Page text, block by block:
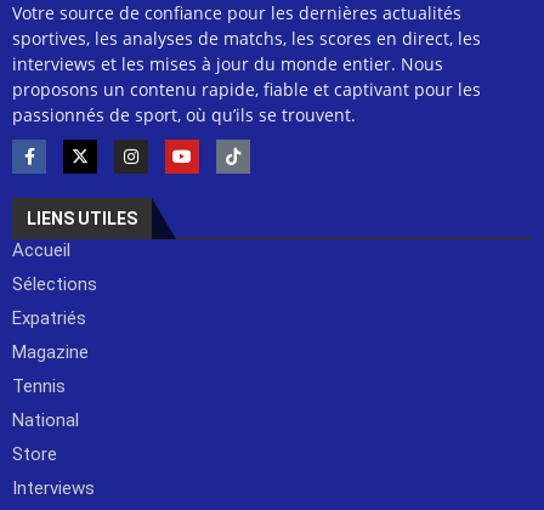
Votre source de confiance pour les dernières actualités
sportives, les analyses de matchs, les scores en direct, les
interviews et les mises à jour du monde entier. Nous
proposons un contenu rapide, fiable et captivant pour les
passionnés de sport, où qu’ils se trouvent.
LIENS UTILES
Accueil
Sélections
Expatriés
Magazine
Tennis
National
Store
Interviews